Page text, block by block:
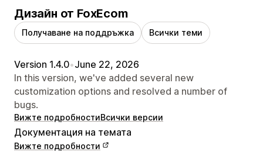
Дизайн от FoxEcom
Получаване на поддръжка Всички теми
Version 1.4.0•June 22, 2026
In this version, we've added several new
customization options and resolved a number of
bugs.
Вижте подробностиВсички версии
Документация на темата
Вижте подробности